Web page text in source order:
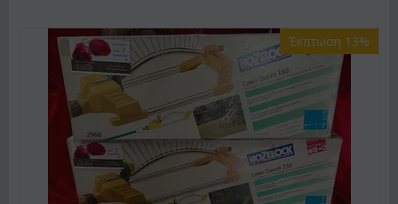
Έκπτωση 13%